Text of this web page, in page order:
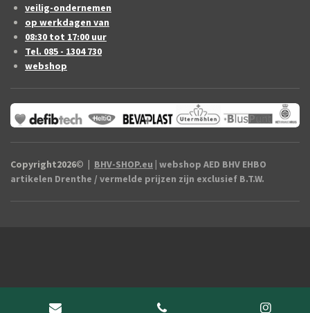
veilig-ondernemen
op werkdagen van
08:30 tot 17:00 uur
Tel. 085 - 1304 730
webshop
Copyright2026© | BHV-SHOP.eu | webshop AED BHV EHBO
artikelen Drenthe / vermelde prijzen zijn exclusief B.T.W.